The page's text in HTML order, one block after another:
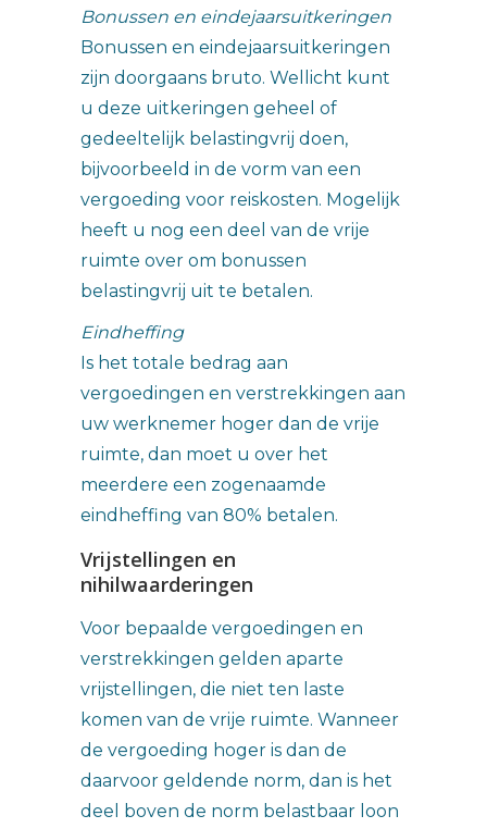
Bonussen en eindejaarsuitkeringen
Bonussen en eindejaarsuitkeringen
zijn doorgaans bruto. Wellicht kunt
u deze uitkeringen geheel of
gedeeltelijk belastingvrij doen,
bijvoorbeeld in de vorm van een
vergoeding voor reiskosten. Mogelijk
heeft u nog een deel van de vrije
ruimte over om bonussen
belastingvrij uit te betalen.
Eindheffing
Is het totale bedrag aan
vergoedingen en verstrekkingen aan
uw werknemer hoger dan de vrije
ruimte, dan moet u over het
meerdere een zogenaamde
eindheffing van 80% betalen.
Vrijstellingen en
nihilwaarderingen
Voor bepaalde vergoedingen en
verstrekkingen gelden aparte
vrijstellingen, die niet ten laste
komen van de vrije ruimte. Wanneer
de vergoeding hoger is dan de
daarvoor geldende norm, dan is het
deel boven de norm belastbaar loon